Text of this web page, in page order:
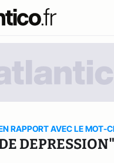
RAPPORT AVEC LE MOT-
DEPRESSION"